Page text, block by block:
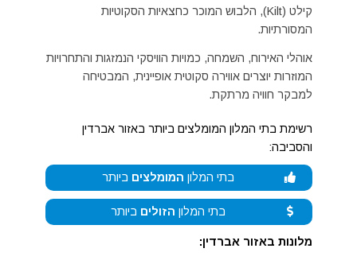
קילט (Kilt), הלבוש המוכר כחצאיות הסקוטיות
המסורתיות.
אוהלי האירוח, השמחה, כמויות הוויסקי הנמזגות והתחרויות
המוזרות יוצרים אווירה סקוטית אופיינית, המבטיחה
למבקר חוויה מרתקת.
רשימת בתי המלון המומלצים ביותר באזור אברדין
והסביבה:
בתי המלון המומלצים ביותר
בתי המלון הזולים ביותר
מלונות באזור אברדין: